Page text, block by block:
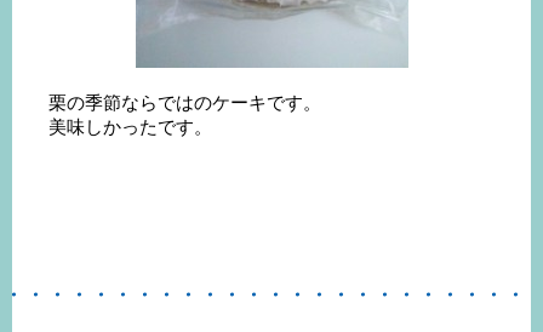
栗の季節ならではのケーキです。
美味しかったです。